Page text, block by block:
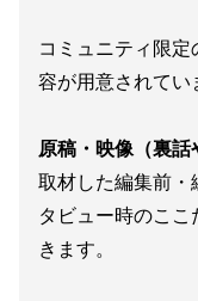
コミュニティ限
容が用意されてい
原稿・映像（裏
取材した編集前・
タビュー時のこ
きます。